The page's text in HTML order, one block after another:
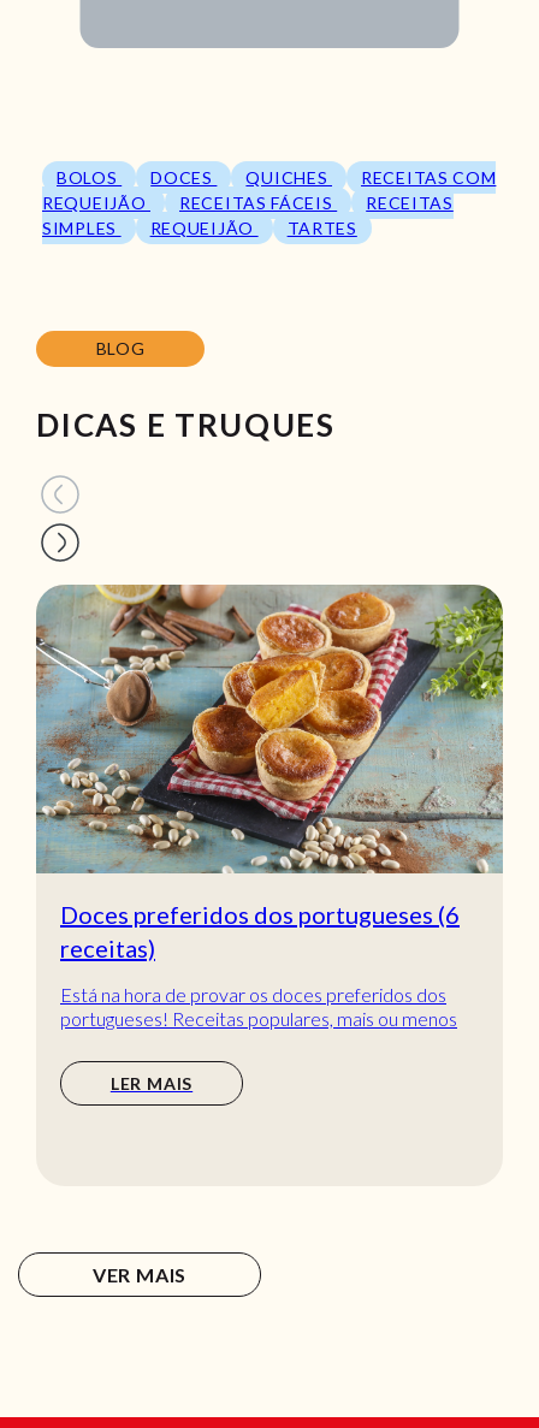
BOLOS DOCES QUICHES
RECEITAS COM
REQUEIJÃO
RECEITAS FÁCEIS
RECEITAS
SIMPLES
REQUEIJÃO TARTES
BLOG
DICAS E TRUQUES
Doces preferidos dos portugueses (6
receitas)
Está na hora de provar os doces preferidos dos
portugueses! Receitas populares, mais ou menos
LER MAIS
VER MAIS